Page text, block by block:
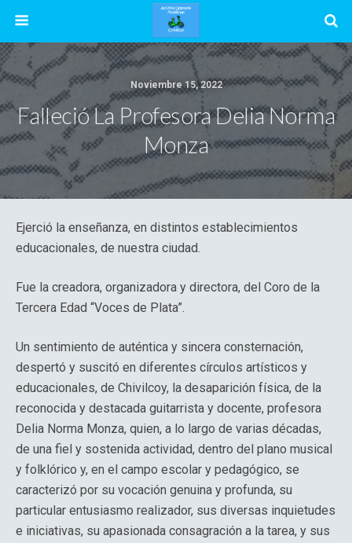
Noviembre 15, 2022
Falleció La Profesora Delia Norma
Monza
Ejerció la enseñanza, en distintos establecimientos
educacionales, de nuestra ciudad.
Fue la creadora, organizadora y directora, del Coro de la
Tercera Edad “Voces de Plata”.
Un sentimiento de auténtica y sincera consternación,
despertó y suscitó en diferentes círculos artísticos y
educacionales, de Chivilcoy, la desaparición física, de la
reconocida y destacada guitarrista y docente, profesora
Delia Norma Monza, quien, a lo largo de varias décadas,
de una fiel y sostenida actividad, dentro del plano musical
y folklórico y, en el campo escolar y pedagógico, se
caracterizó por su vocación genuina y profunda, su
particular entusiasmo realizador, sus diversas inquietudes
e iniciativas, su apasionada consagración a la tarea, y sus